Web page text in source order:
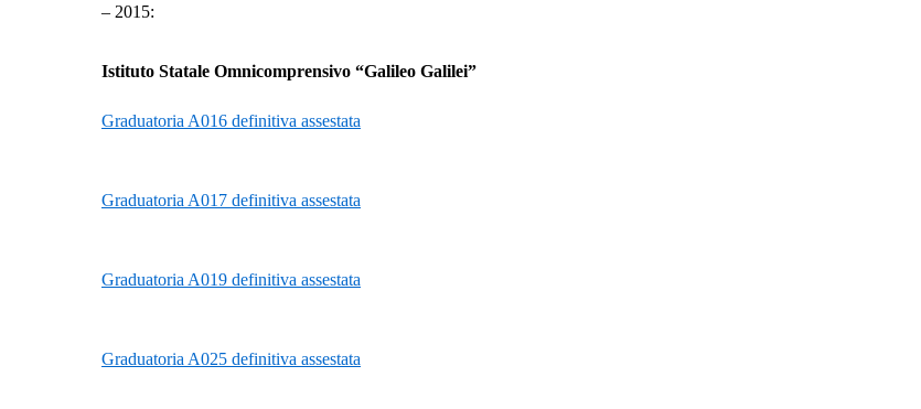
– 2015:
Istituto Statale Omnicomprensivo “Galileo Galilei”
Graduatoria A016 definitiva assestata
Graduatoria A017 definitiva assestata
Graduatoria A019 definitiva assestata
Graduatoria A025 definitiva assestata